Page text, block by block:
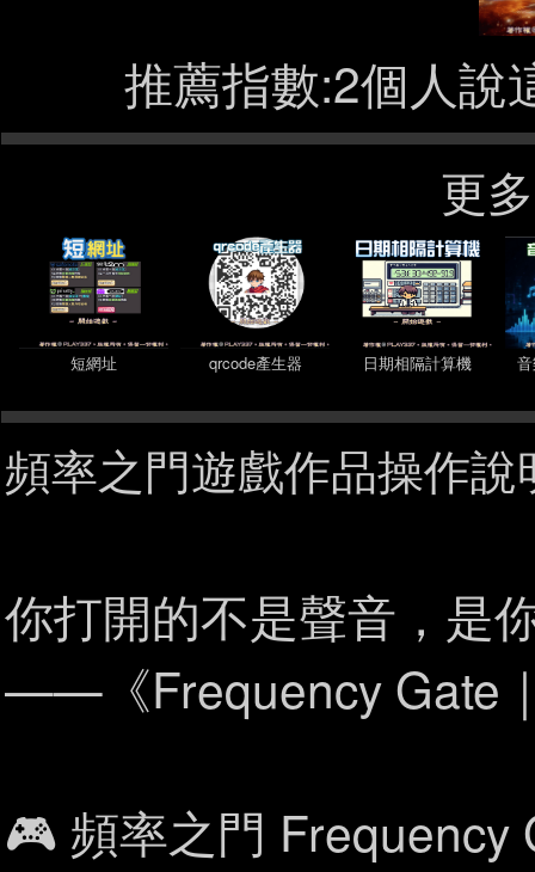
推薦指數:2個人說
更
短網址 qrcode產生器 日期相隔計算機
頻率之門遊戲作品操作說
你打開的不是聲音，是
——《Frequency Gate
🎮 頻率之門 Frequency